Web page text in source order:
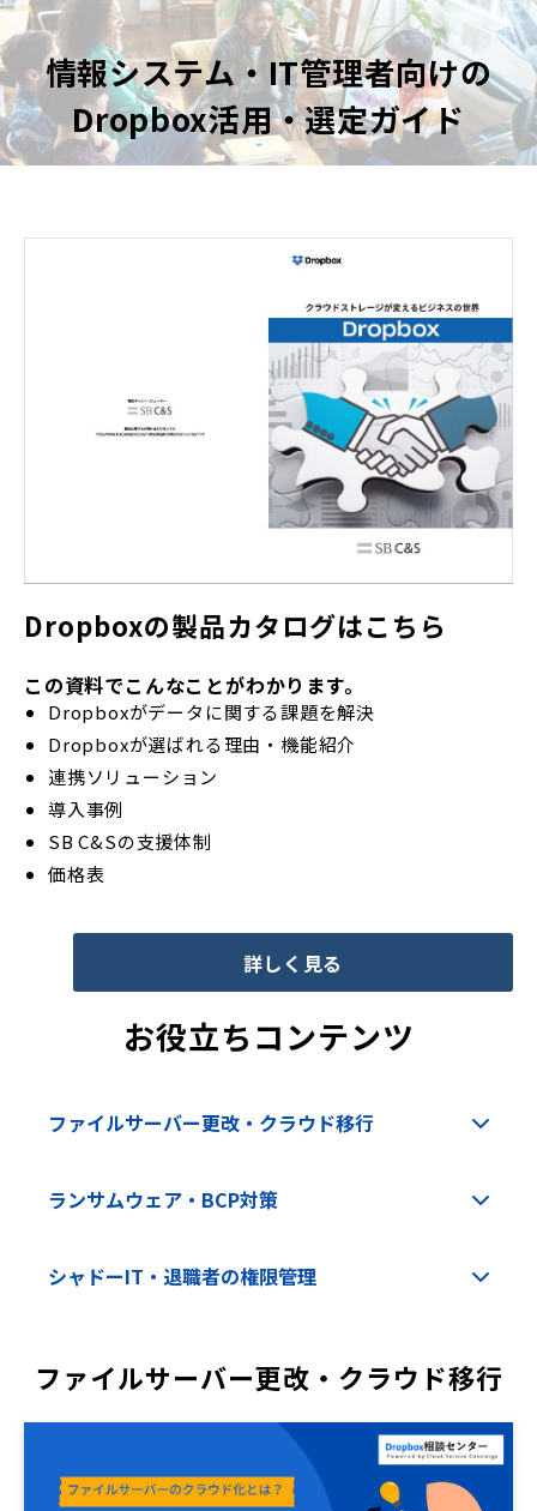
情報システム・IT管理者向けの
Dropbox活用・選定ガイド
Dropboxの製品カタログはこちら
この資料でこんなことがわかります。
Dropboxがデータに関する課題を解決
Dropboxが選ばれる理由・機能紹介
連携ソリューション
導入事例
SB C&Sの支援体制
価格表
詳しく見る
お役立ちコンテンツ
ファイルサーバー更改・クラウド移行
ランサムウェア・BCP対策
シャドーIT・退職者の権限管理
ファイルサーバー更改・クラウド移行